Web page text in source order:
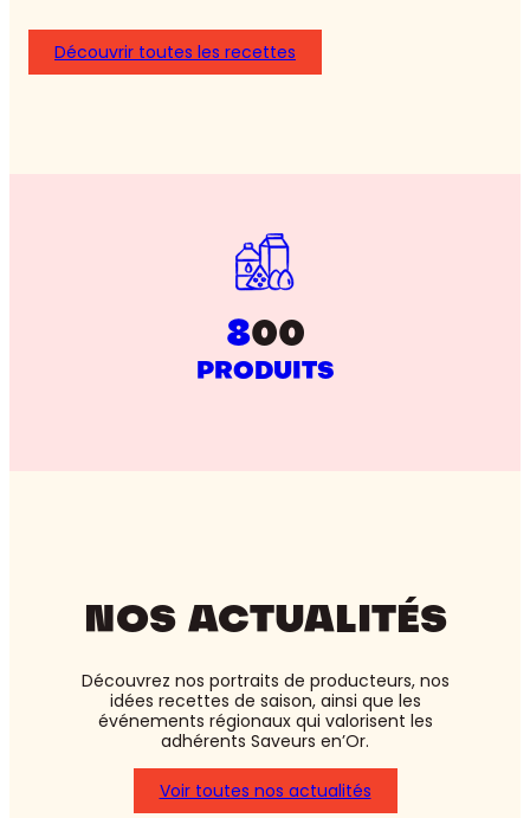
Découvrir toutes les recettes
800
PRODUITS
NOS ACTUALITÉS
Découvrez nos portraits de producteurs, nos
idées recettes de saison, ainsi que les
événements régionaux qui valorisent les
adhérents Saveurs en’Or.
Voir toutes nos actualités